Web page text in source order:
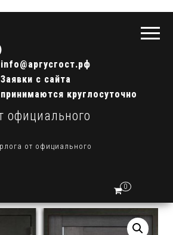
info@аргусгост.рф
Заявки с сайта
принимаются круглосуточно
официального
от официального
0